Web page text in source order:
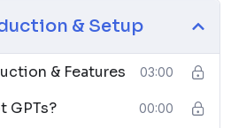
of a button.
& Setup
& Features 03:00
GPTs? 00:00